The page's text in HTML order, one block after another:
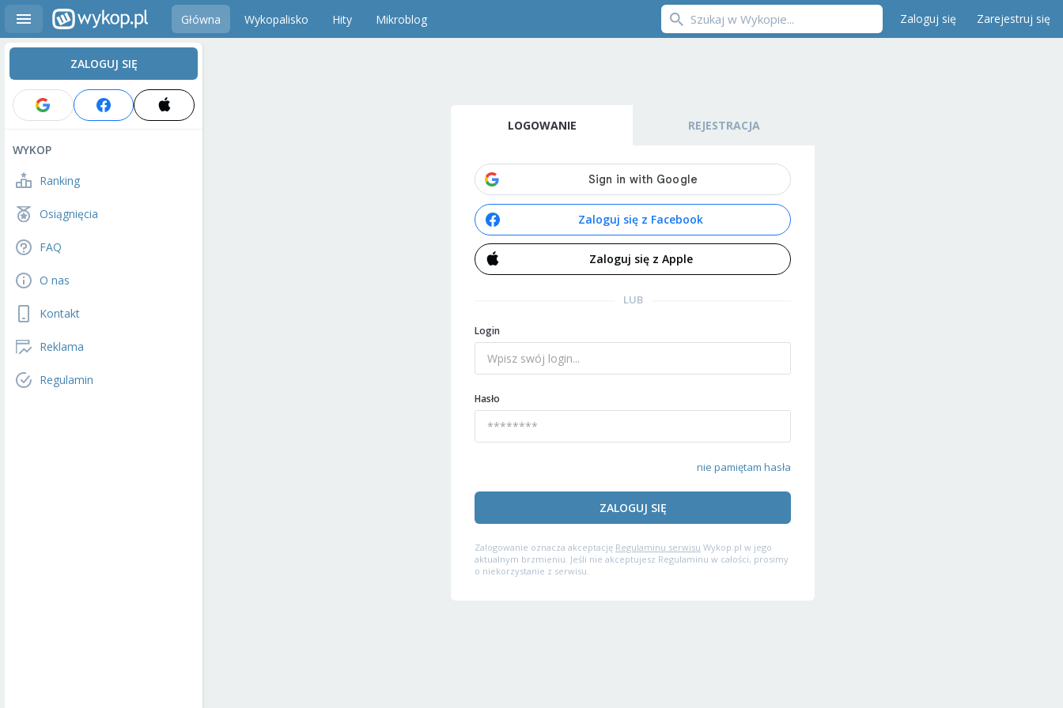
Główna Wykopalisko Hity Mikroblog Zaloguj się Zarejestruj się
ZALOGUJ SIĘ
WYKOP
Ranking
Osiągnięcia
FAQ
O nas
Kontakt
Reklama
Regulamin
LOGOWANIE REJESTRACJA
Zaloguj się z Facebook
Zaloguj się z Apple
LUB
Login
Hasło
nie pamiętam hasła
ZALOGUJ SIĘ
Zalogowanie oznacza akceptację Regulaminu serwisu Wykop.pl w jego
aktualnym brzmieniu. Jeśli nie akceptujesz Regulaminu w całości, prosimy
o niekorzystanie z serwisu.